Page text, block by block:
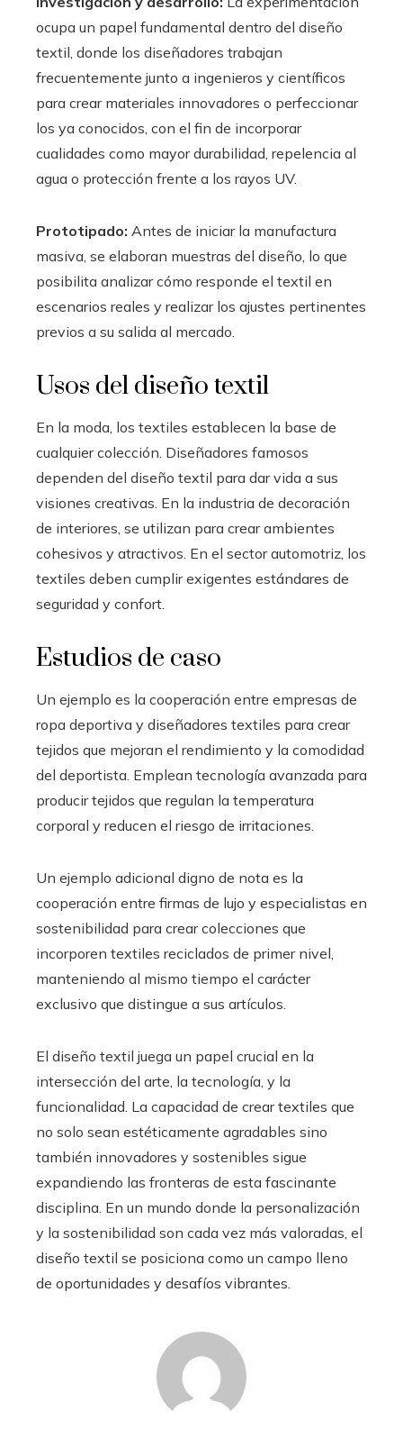
ocupa un papel fundamental dentro del diseño
textil, donde los diseñadores trabajan
frecuentemente junto a ingenieros y científicos
para crear materiales innovadores o perfeccionar
los ya conocidos, con el fin de incorporar
cualidades como mayor durabilidad, repelencia al
agua o protección frente a los rayos UV.
Prototipado: Antes de iniciar la manufactura
masiva, se elaboran muestras del diseño, lo que
posibilita analizar cómo responde el textil en
escenarios reales y realizar los ajustes pertinentes
previos a su salida al mercado.
Usos del diseño textil
En la moda, los textiles establecen la base de
cualquier colección. Diseñadores famosos
dependen del diseño textil para dar vida a sus
visiones creativas. En la industria de decoración
de interiores, se utilizan para crear ambientes
cohesivos y atractivos. En el sector automotriz, los
textiles deben cumplir exigentes estándares de
seguridad y confort.
Estudios de caso
Un ejemplo es la cooperación entre empresas de
ropa deportiva y diseñadores textiles para crear
tejidos que mejoran el rendimiento y la comodidad
del deportista. Emplean tecnología avanzada para
producir tejidos que regulan la temperatura
corporal y reducen el riesgo de irritaciones.
Un ejemplo adicional digno de nota es la
cooperación entre firmas de lujo y especialistas en
sostenibilidad para crear colecciones que
incorporen textiles reciclados de primer nivel,
manteniendo al mismo tiempo el carácter
exclusivo que distingue a sus artículos.
El diseño textil juega un papel crucial en la
intersección del arte, la tecnología, y la
funcionalidad. La capacidad de crear textiles que
no solo sean estéticamente agradables sino
también innovadores y sostenibles sigue
expandiendo las fronteras de esta fascinante
disciplina. En un mundo donde la personalización
y la sostenibilidad son cada vez más valoradas, el
diseño textil se posiciona como un campo lleno
de oportunidades y desafíos vibrantes.